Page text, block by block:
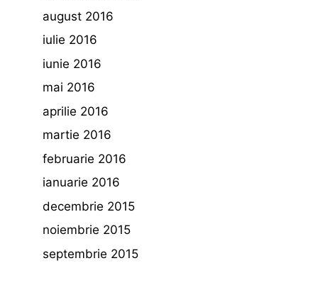
august 2016
iulie 2016
iunie 2016
mai 2016
aprilie 2016
martie 2016
februarie 2016
ianuarie 2016
decembrie 2015
noiembrie 2015
septembrie 2015